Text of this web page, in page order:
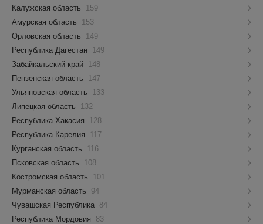
Калужская область
159
Амурская область
153
Орловская область
149
Республика Дагестан 149
Забайкальский край 148
Пензенская область
147
Ульяновская область
133
Липецкая область
132
Республика Хакасия
128
Республика Карелия
117
Курганская область
116
Псковская область
108
Костромская область
101
Мурманская область
94
Чувашская Республика 84
Республика Мордовия
83